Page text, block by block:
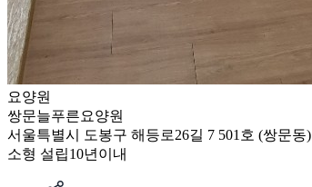
요양원
쌍문늘푸른요양원
서울특별시 도봉구 해등로26길 7 501호 (쌍문동)
소형 설립10년이내